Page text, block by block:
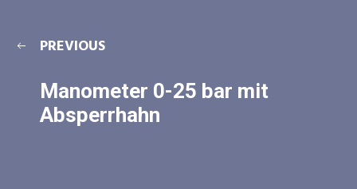
PREVIOUS
Manometer 0-25 bar mit
Absperrhahn